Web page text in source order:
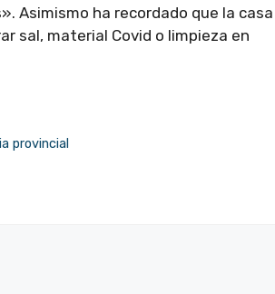
Asimismo ha recordado que la casa
sal, material Covid o limpieza en
provincial